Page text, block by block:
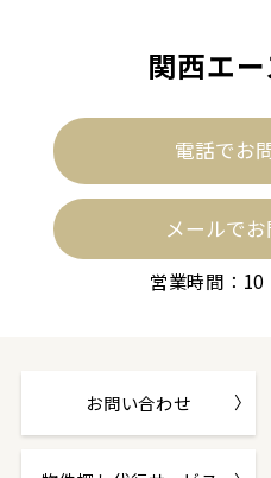
関西エ
電話でお
メールで
営業時間：
お問い合わせ